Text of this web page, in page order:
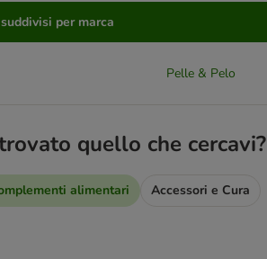
per marca
Pelle & Pelo
quello che cercavi?
alimentari Accessori e Cura